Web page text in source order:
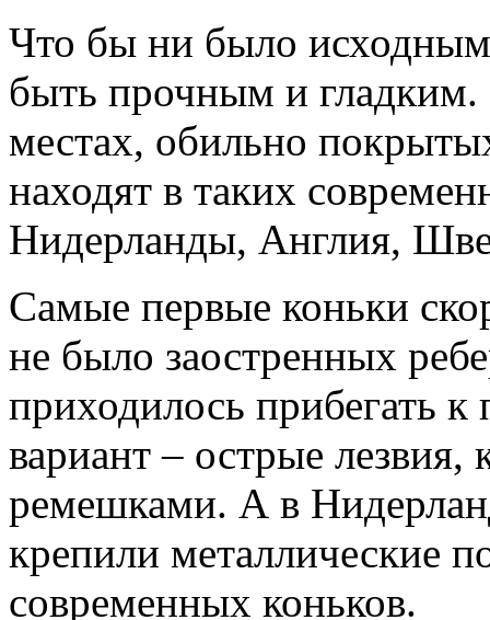
Что бы ни было
быть прочным и гладким.
местах, обильно
находят в таких
Нидерланды, Англия,
Самые первые коньки
не было заостренных
приходилось прибегать
вариант – острые
ремешками. А в
крепили металлические
современных коньков.